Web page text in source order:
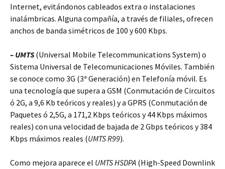
Internet, evitándonos cableados extra o instalaciones
inalámbricas. Alguna compañía, a través de filiales, ofrecen
anchos de banda simétricos de 100 y 600 Kbps.
– UMTS(Universal Mobile Telecommunications System) o
Sistema Universal de Telecomunicaciones Móviles. También
se conoce como 3G (3ª Generación) en Telefonía móvil. Es
una tecnología que supera a GSM (Conmutación de Circuitos
ó 2G, a 9,6 Kb teóricos y reales) y a GPRS (Conmutación de
Paquetes ó 2,5G, a 171,2 Kbps teóricos y 44 Kbps máximos
reales) con una velocidad de bajada de 2 Gbps teóricos y 384
Kbps máximos reales (UMTS R99).
Como mejora aparece el UMTS HSDPA (High-Speed Downlink